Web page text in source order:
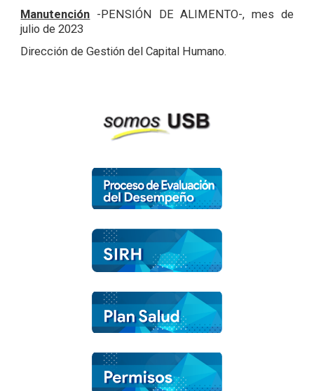
Manutención -PENSIÓN DE ALIMENTO-, mes de
julio de 2023
Dirección de Gestión del Capital Humano.